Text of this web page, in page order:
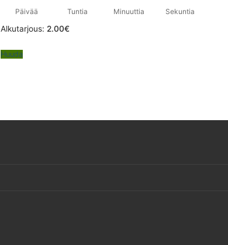
Päivää Tuntia Minuuttia Sekuntia
Alkutarjous: 2.00€
Huuda